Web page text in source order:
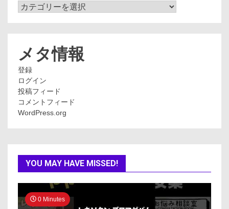
カ
テ
メタ情報
登録
ログイン
投稿フィード
コメントフィード
WordPress.org
YOU MAY HAVE MISSED!
0 Minutes